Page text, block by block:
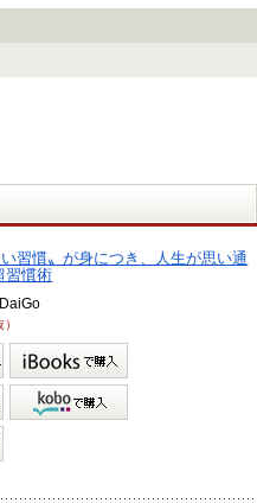
習慣〟が身につき、人生が思い通
習慣術